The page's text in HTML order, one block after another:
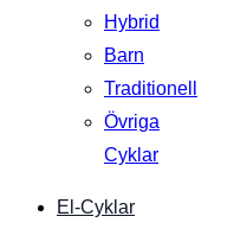
Hybrid
Barn
Traditionell
Övriga
Cyklar
El-Cyklar